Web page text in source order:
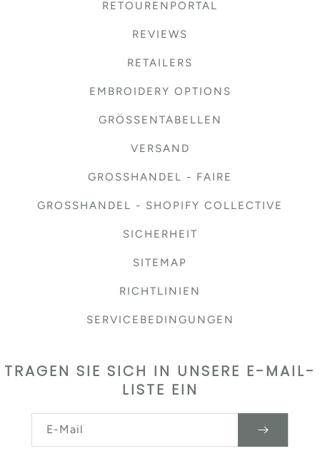
RETOURENPORTAL
REVIEWS
RETAILERS
EMBROIDERY OPTIONS
GRÖSSENTABELLEN
VERSAND
GROSSHANDEL - FAIRE
GROSSHANDEL - SHOPIFY COLLECTIVE
SICHERHEIT
SITEMAP
RICHTLINIEN
SERVICEBEDINGUNGEN
TRAGEN SIE SICH IN UNSERE E-MAIL-
LISTE EIN
E-Mail